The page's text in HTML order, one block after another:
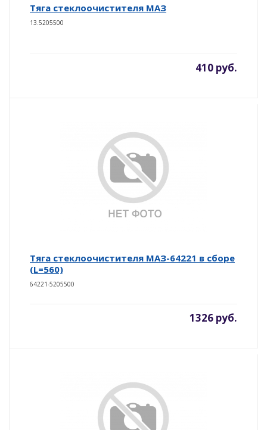
Тяга стеклоочистителя МАЗ
13.5205500
410 руб.
Тяга стеклоочистителя МАЗ-64221 в сборе
(L=560)
64221-5205500
1326 руб.